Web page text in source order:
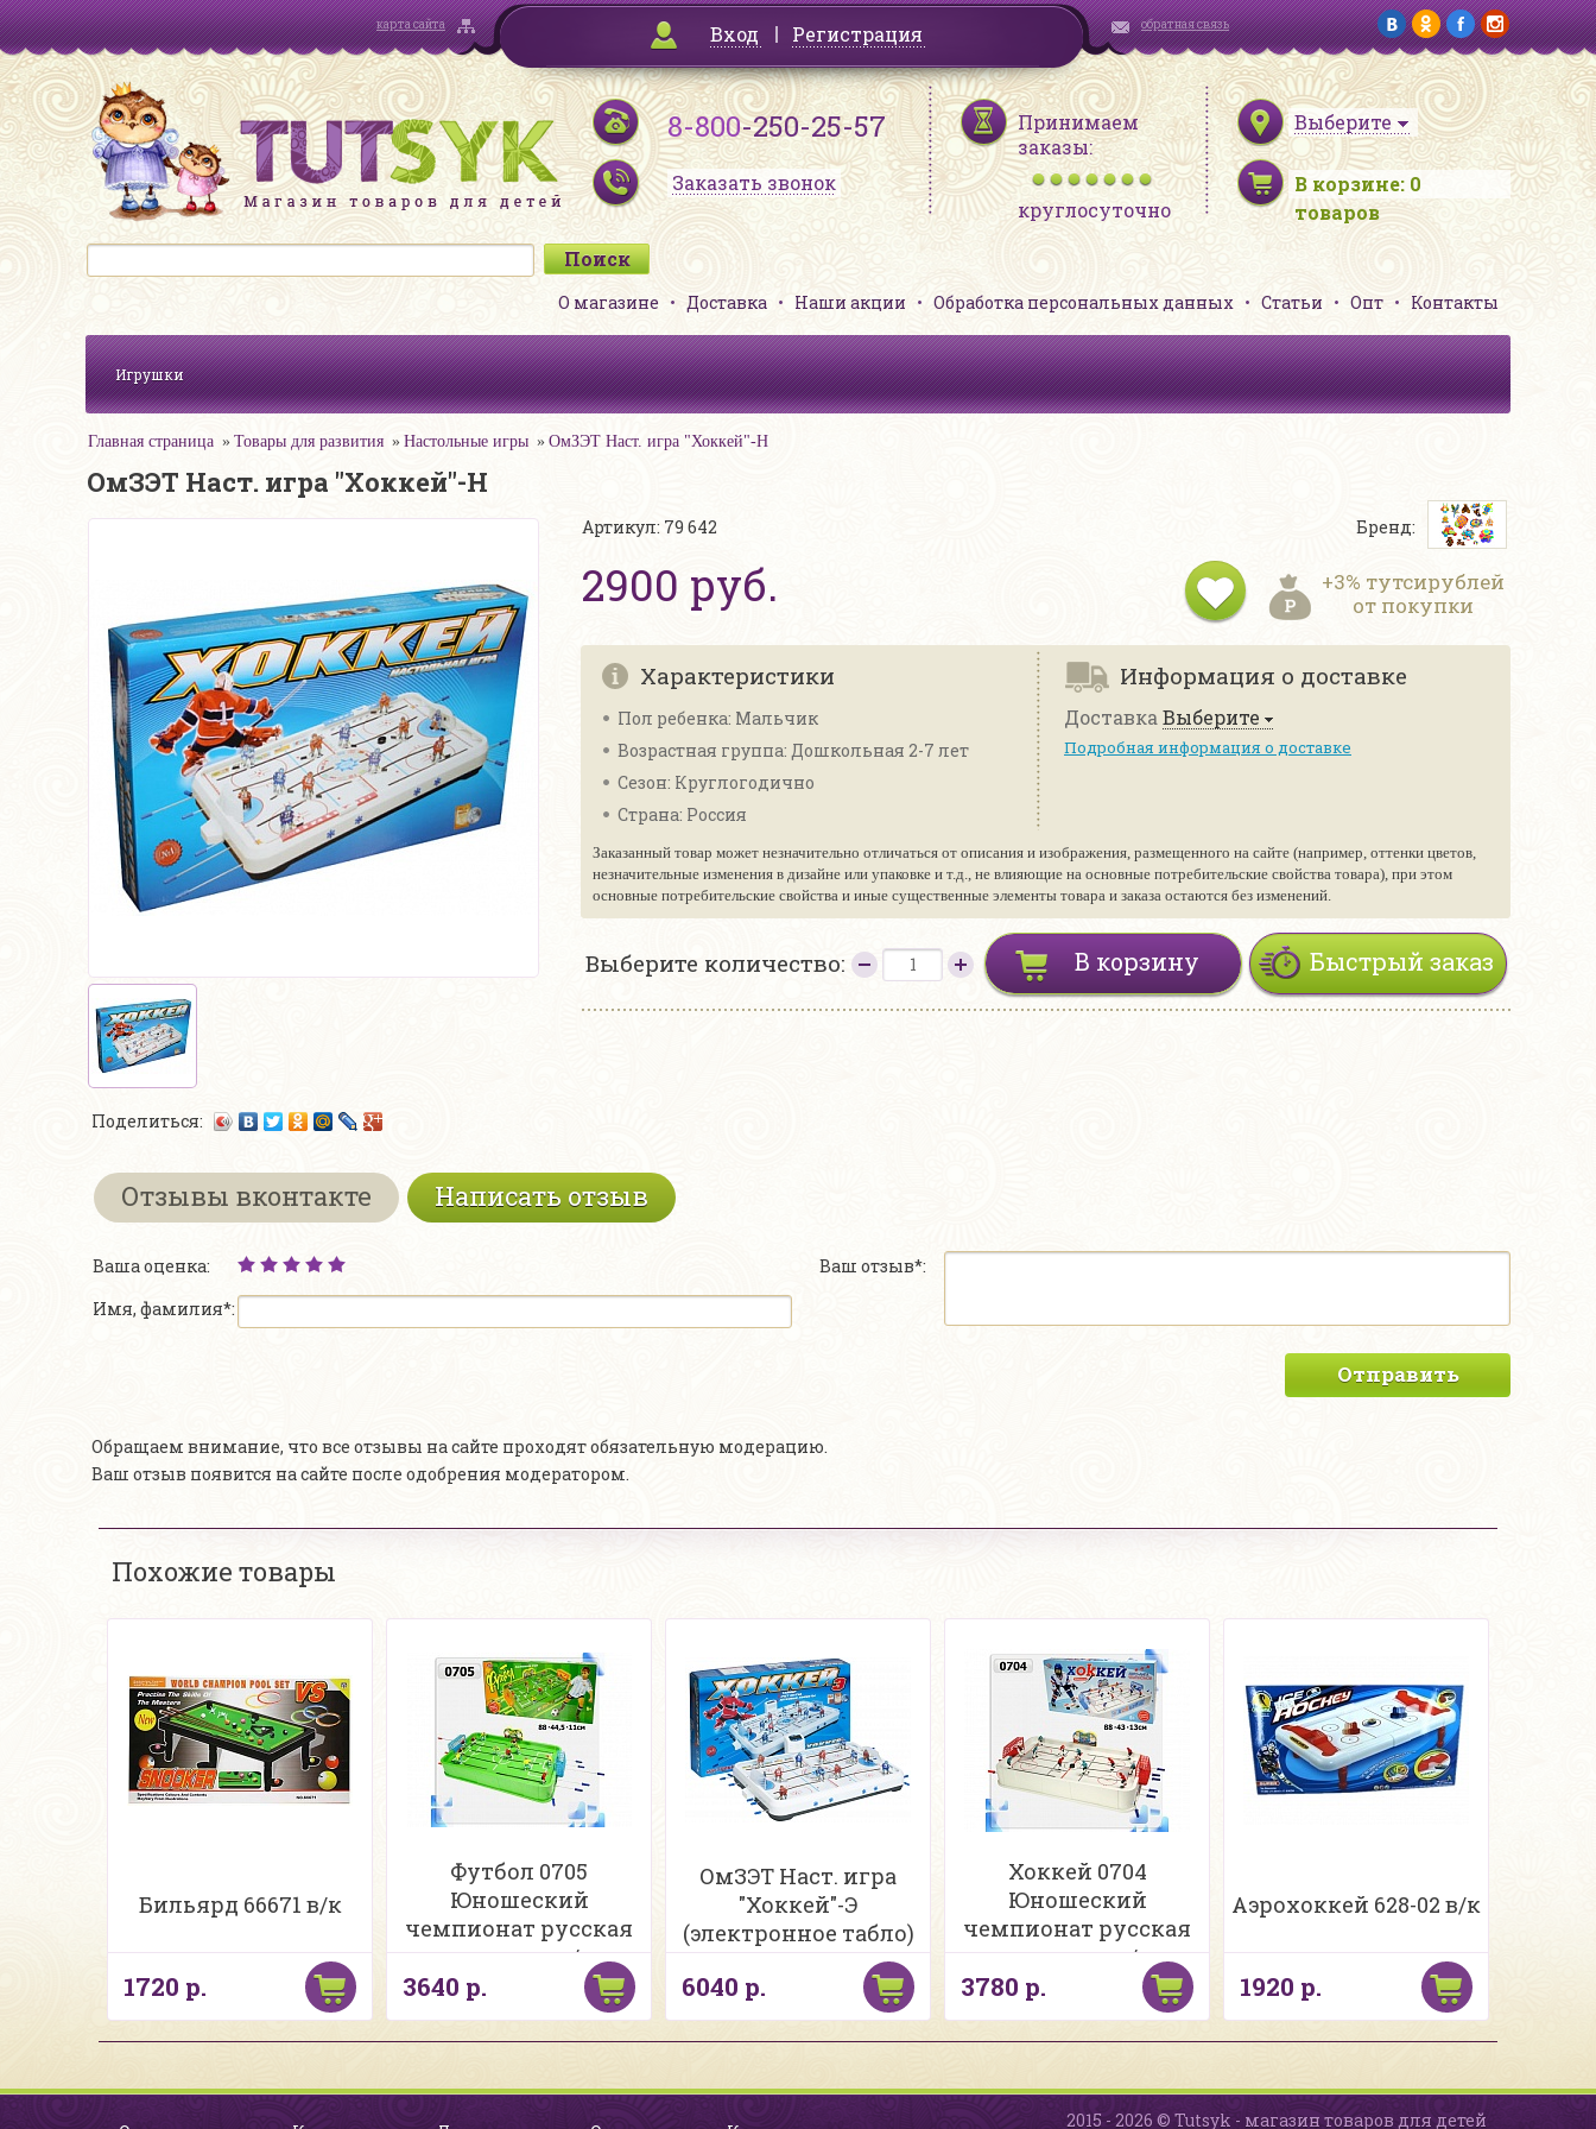
карта сайта Вход Регистрация обратная связь
8-800-250-25-57
Заказать звонок
Принимаем
заказы:
круглосуточно
Выберите
В корзине: 0
товаров
О магазине Доставка Наши акции Обработка персональных данных Статьи Опт Контакты
Игрушки
Главная страница Товары для развития Настольные игры ОмЗЭТ Наст. игра "Хоккей"-Н
ОмЗЭТ Наст. игра "Хоккей"-Н
Поделиться:
Артикул: 79 642
2900 руб.
Бренд:
+3% тутсирублей
от покупки
Характеристики
Пол ребенка: Мальчик
Возрастная группа: Дошкольная 2-7 лет
Сезон: Круглогодично
Страна: Россия
Информация о доставке
Доставка Выберите
Подробная информация о доставке
Заказанный товар может незначительно отличаться от описания и изображения, размещенного на сайте (например, оттенки цветов,
незначительные изменения в дизайне или упаковке и т.д., не влияющие на основные потребительские свойства товара), при этом
основные потребительские свойства и иные существенные элементы товара и заказа остаются без изменений.
Выберите количество: Быстрый заказ
В корзину
Отзывы вконтакте Написать отзыв
Ваша оценка:
Имя, фамилия*:
Ваш отзыв*:
Отправить
Обращаем внимание, что все отзывы на сайте проходят обязательную модерацию.
Ваш отзыв появится на сайте после одобрения модератором.
Похожие товары
Бильярд 66671 в/к
1720 р.
Футбол 0705
Юношеский
чемпионат русская
упаковка в/к
3640 р.
ОмЗЭТ Наст. игра
"Хоккей"-Э
(электронное табло)
6040 р.
Хоккей 0704
Юношеский
чемпионат русская
упаковка в/к
3780 р.
Аэрохоккей 628-02 в/к
1920 р.
2015 - 2026 © Tutsyk - магазин товаров для детей